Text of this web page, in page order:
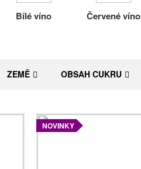
Bílé víno Červené víno
ZEMĚ OBSAH CUKRU
NOVINKY